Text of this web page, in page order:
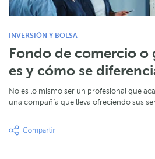
INVERSIÓN Y BOLSA
Fondo de comercio
es y cómo se
No es lo mismo ser un profesional que
una compañía que lleva ofreciendo sus